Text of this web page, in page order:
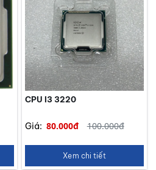
CPU I3 3220
Giá: 80.000đ 100.000đ
Xem chi tiết